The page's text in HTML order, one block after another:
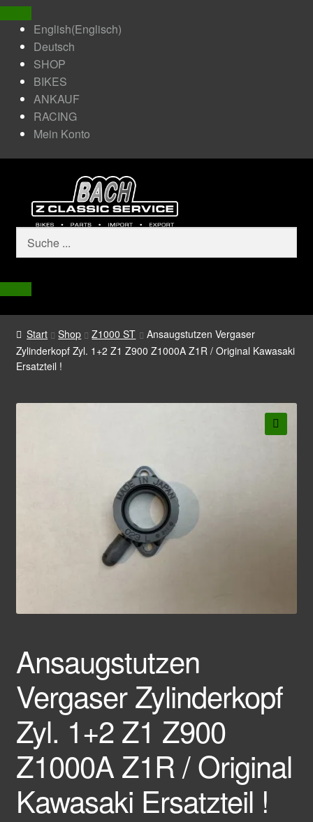
English(Englisch)
Deutsch
SHOP
BIKES
ANKAUF
RACING
Mein Konto
Start Shop Z1000 ST
Ansaugstutzen Vergaser
Zylinderkopf Zyl. 1+2 Z1 Z900 Z1000A Z1R / Original Kawasaki
Ersatzteil !
Ansaugstutzen
Vergaser Zylinderkopf
Zyl. 1+2 Z1 Z900
Z1000A Z1R / Original
Kawasaki Ersatzteil !